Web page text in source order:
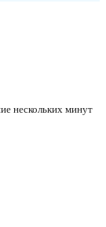
нескольких минут